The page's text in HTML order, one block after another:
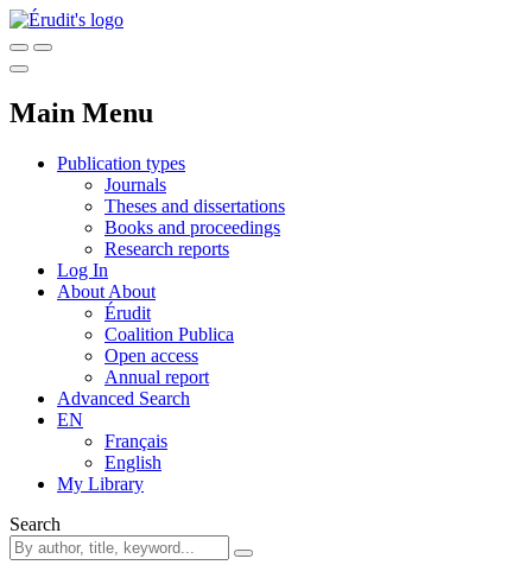
Main Menu
Publication types
Journals
Theses and dissertations
Books and proceedings
Research reports
Log In
About About
Érudit
Coalition Publica
Open access
Annual report
Advanced Search
EN
Français
English
My Library
Search